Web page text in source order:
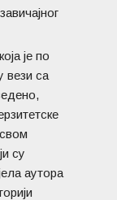
је по
вези са
су
аутора